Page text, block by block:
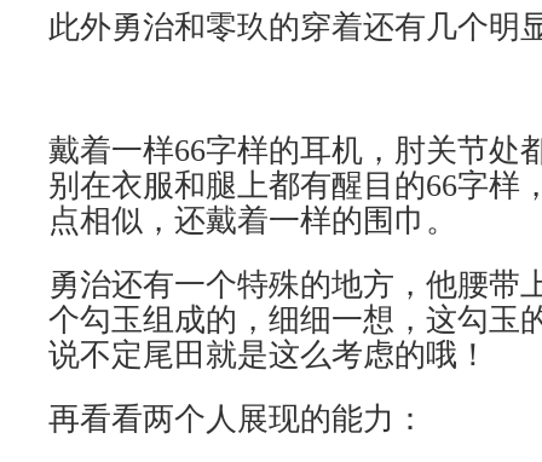
此外勇治和零玖的穿着还有几个明
戴着一样66字样的耳机，肘关节处
别在衣服和腿上都有醒目的66字样
点相似，还戴着一样的围巾。
勇治还有一个特殊的地方，他腰带
个勾玉组成的，细细一想，这勾玉
说不定尾田就是这么考虑的哦！
再看看两个人展现的能力：